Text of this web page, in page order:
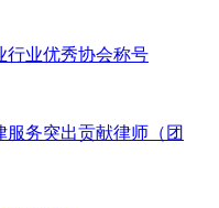
行业优秀协会称号
服务突出贡献律师（团